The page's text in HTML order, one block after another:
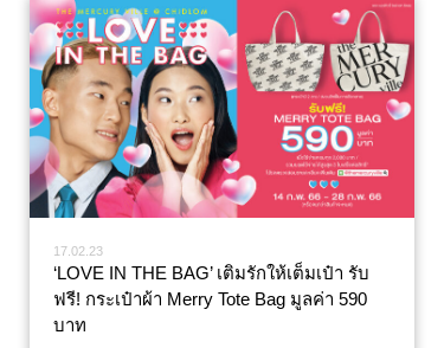
17.02.23
‘LOVE IN THE BAG’ เติมรักให้เต็มเป๋า รับ
ฟรี! กระเป๋าผ้า Merry Tote Bag มูลค่า 590
บาท